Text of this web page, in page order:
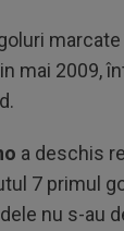
marcate
mai 2009,
a deschis
7 primul
nu s-au